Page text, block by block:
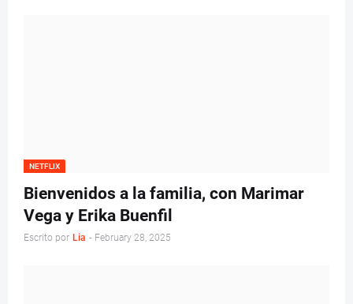
NETFLIX
Bienvenidos a la familia, con Marimar
Vega y Erika Buenfil
Escrito por Lia - February 28, 2025